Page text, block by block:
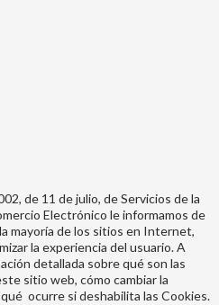
de 11 de julio, de Servicios de la
Electrónico le informamos de
mayoría de los sitios en Internet,
la experiencia del usuario. A
detallada sobre qué son las
sitio web, cómo cambiar la
ocurre si deshabilita las Cookies.